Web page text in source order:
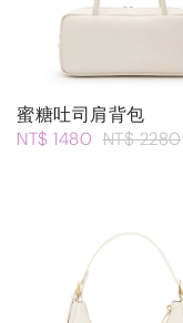
蜜糖吐司肩背包
NT$ 1480 NT$ 2280